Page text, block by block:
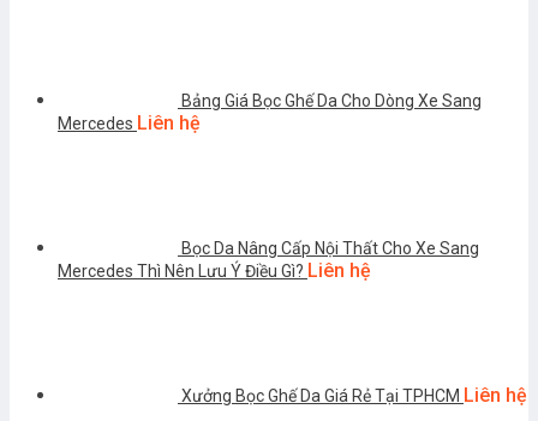
Bảng Giá Bọc Ghế Da Cho Dòng Xe Sang
Mercedes Liên hệ
Bọc Da Nâng Cấp Nội Thất Cho Xe Sang
Mercedes Thì Nên Lưu Ý Điều Gì? Liên hệ
Xưởng Bọc Ghế Da Giá Rẻ Tại TPHCM Liên hệ